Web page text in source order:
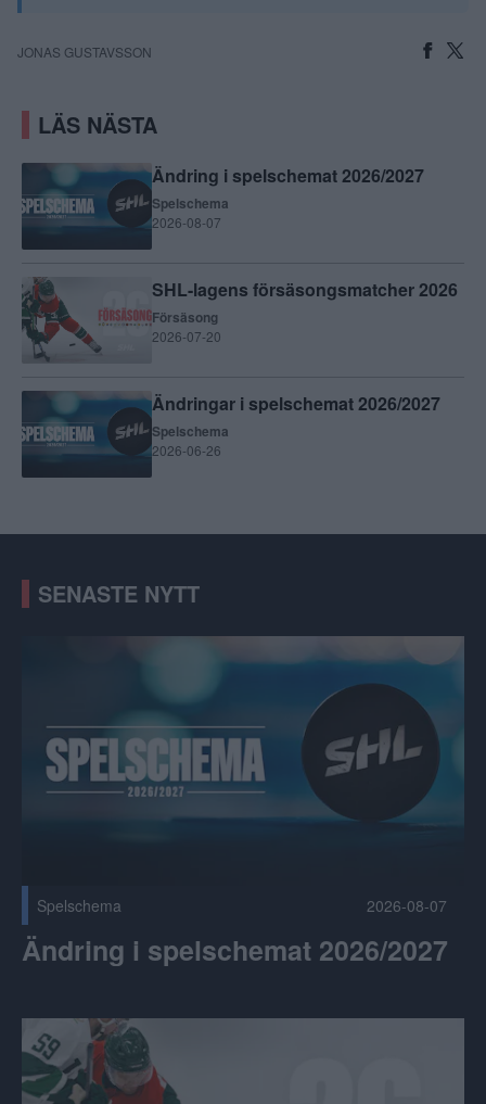
JONAS GUSTAVSSON
LÄS NÄSTA
Ändring i spelschemat 2026/2027
Spelschema
2026-08-07
SHL-lagens försäsongsmatcher 2026
Försäsong
2026-07-20
Ändringar i spelschemat 2026/2027
Spelschema
2026-06-26
SENASTE NYTT
Spelschema 2026-08-07
Ändring i spelschemat 2026/2027
SHL-lagens försäsongsmatcher 2026 Publicerad 2026-07-